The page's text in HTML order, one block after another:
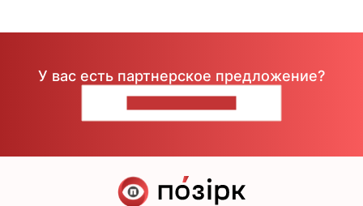
У вас есть партнерское предложение?